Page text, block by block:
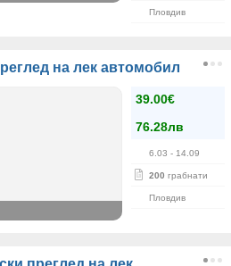
Пловдив
на лек автомобил
39.00€
76.28лв
6.03 - 14.09
200 грабнати
Пловдив